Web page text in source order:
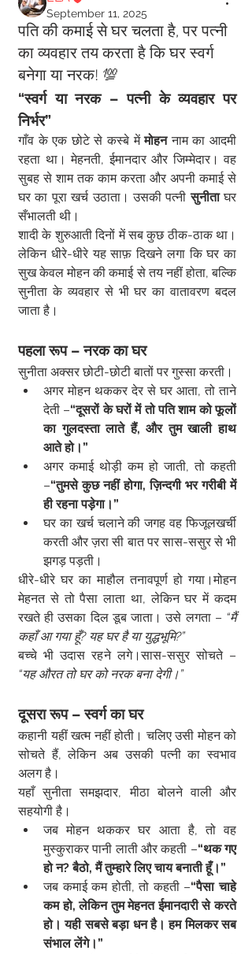
September 11, 2025
पति की कमाई से घर चलता है, पर पत्नी
का व्यवहार तय करता है कि घर स्वर्ग
बनेगा या नरक! 💯
“स्वर्ग या नरक – पत्नी के व्यवहार पर
निर्भर”
गाँव के एक छोटे से कस्बे में मोहन नाम का आदमी
रहता था। मेहनती, ईमानदार और जिम्मेदार। वह
सुबह से शाम तक काम करता और अपनी कमाई से
घर का पूरा खर्च उठाता। उसकी पत्नी सुनीता घर
सँभालती थी।
शादी के शुरुआती दिनों में सब कुछ ठीक-ठाक था।
लेकिन धीरे-धीरे यह साफ़ दिखने लगा कि घर का
सुख केवल मोहन की कमाई से तय नहीं होता, बल्कि
सुनीता के व्यवहार से भी घर का वातावरण बदल
जाता है।
पहला रूप – नरक का घर
सुनीता अक्सर छोटी-छोटी बातों पर गुस्सा करती।
अगर मोहन थककर देर से घर आता, तो ताने
देती –“दूसरों के घरों में तो पति शाम को फूलों
का गुलदस्ता लाते हैं, और तुम खाली हाथ
आते हो।”
अगर कमाई थोड़ी कम हो जाती, तो कहती
–“तुमसे कुछ नहीं होगा, ज़िन्दगी भर गरीबी में
ही रहना पड़ेगा।”
घर का खर्च चलाने की जगह वह फिजूलखर्ची
करती और ज़रा सी बात पर सास-ससुर से भी
झगड़ पड़ती।
धीरे-धीरे घर का माहौल तनावपूर्ण हो गया।मोहन
मेहनत से तो पैसा लाता था, लेकिन घर में कदम
रखते ही उसका दिल डूब जाता। उसे लगता – “मैं
कहाँ आ गया हूँ? यह घर है या युद्धभूमि?”
“यह औरत तो घर को नरक बना देगी।”
दूसरा रूप – स्वर्ग का घर
कहानी यहीं खत्म नहीं होती। चलिए उसी मोहन को
सोचते हैं, लेकिन अब उसकी पत्नी का स्वभाव
अलग है।
यहाँ सुनीता समझदार, मीठा बोलने वाली और
सहयोगी है।
जब मोहन थककर घर आता है, तो वह
मुस्कुराकर पानी लाती और कहती –“थक गए
हो न? बैठो, मैं तुम्हारे लिए चाय बनाती हूँ।”
जब कमाई कम होती, तो कहती –“पैसा चाहे
कम हो, लेकिन तुम मेहनत ईमानदारी से करते
हो। यही सबसे बड़ा धन है। हम मिलकर सब
संभाल लेंगे।”